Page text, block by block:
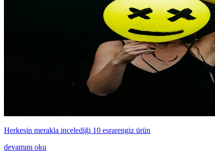
Herkesin merakla incelediği 10 esrarengiz ürün
devamını oku